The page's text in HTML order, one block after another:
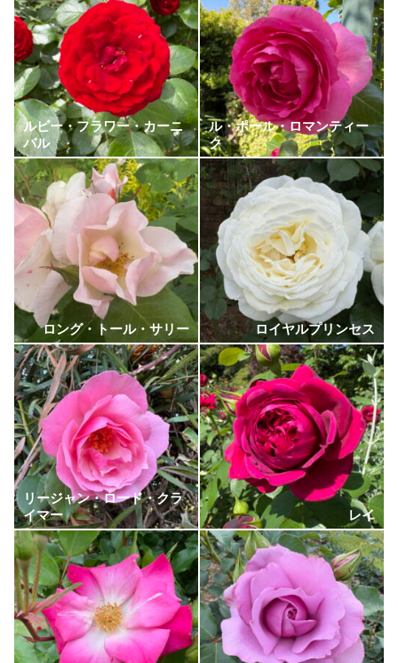
ルビー・フラワー・カーニ
バル
ル・ポール・ロマンティー
ク
ロング・トール・サリー ロイヤルプリンセス
リージャン・ロード・クラ
イマー
レイ